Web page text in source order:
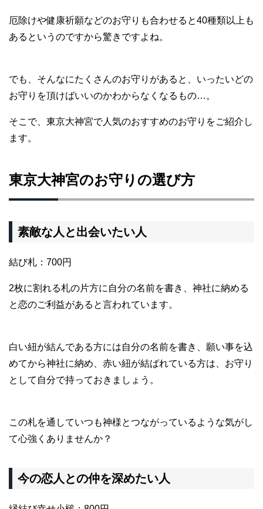
厄除けや健康祈願などのお守りも合わせると40種類以上も
あるというのですから驚きですよね。
でも、そんなにたくさんのお守りがあると、いったいどの
お守りを頂けばいいのかわからなくなるもの…。
そこで、東京大神宮で人気のおすすめのお守りをご紹介し
ます。
東京大神宮のお守りの選び方
素敵な人と出会いたい人
結び札：700円
2枚に割れる札の片方に自分の名前を書き、神社に納める
と恋のご利益があると言われています。
白い紐が結んである方には自分の名前を書き、願い事を込
めてから神社に納め、赤い紐が結ばれている方は、お守り
として自分で持っておきましょう。
この札を通していつも神様とつながっているような気がし
て心強くありませんか？
今の恋人との仲を深めたい人